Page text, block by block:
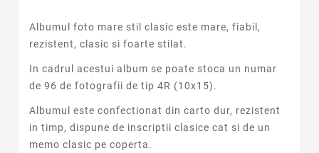
Albumul foto mare stil clasic este mare, fiabil,
rezistent, clasic si foarte stilat.
In cadrul acestui album se poate stoca un numar
de 96 de fotografii de tip 4R (10x15).
Albumul este confectionat din carto dur, rezistent
in timp, dispune de inscriptii clasice cat si de un
memo clasic pe coperta.